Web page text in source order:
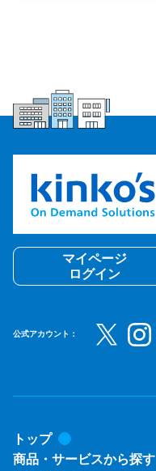
マイページ
ログイン
公式アカウント：
トップ
商品・サービスから探す